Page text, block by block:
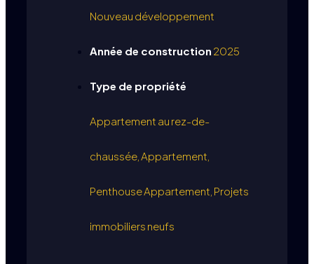
Nouveau développement
Année de construction 2025
Type de propriété
Appartement au rez-de-
chaussée, Appartement,
Penthouse Appartement, Projets
immobiliers neufs